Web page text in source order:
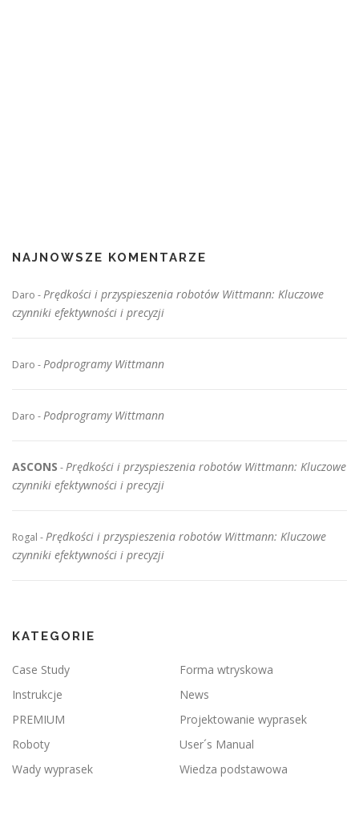
NAJNOWSZE KOMENTARZE
Daro - Prędkości i przyspieszenia robotów Wittmann: Kluczowe
czynniki efektywności i precyzji
Daro - Podprogramy Wittmann
Daro - Podprogramy Wittmann
ASCONS - Prędkości i przyspieszenia robotów Wittmann: Kluczowe
czynniki efektywności i precyzji
Rogal - Prędkości i przyspieszenia robotów Wittmann: Kluczowe
czynniki efektywności i precyzji
KATEGORIE
Case Study
Forma wtryskowa
Instrukcje
News
PREMIUM
Projektowanie wyprasek
Roboty
User´s Manual
Wady wyprasek
Wiedza podstawowa